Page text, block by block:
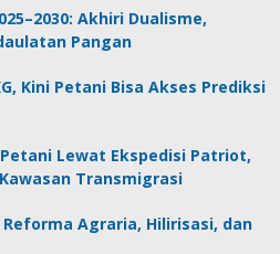
Akhiri Dualisme,
Pangan
Kini Petani Bisa Akses Prediksi
Lewat Ekspedisi Patriot,
Transmigrasi
Agraria, Hilirisasi, dan